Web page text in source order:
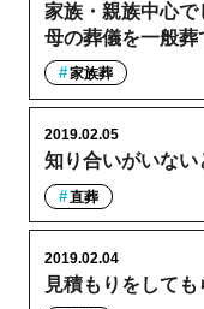
家族・親族中心で
母の葬儀を一般葬
家族葬
知り合いがいな
2019.02.05
直葬
見積もりをしても
2019.02.04